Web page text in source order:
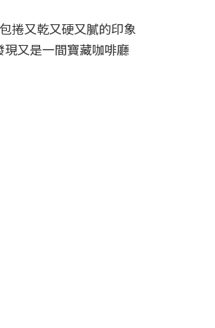
捲又乾又硬又膩的印象
又是一間寶藏咖啡廳